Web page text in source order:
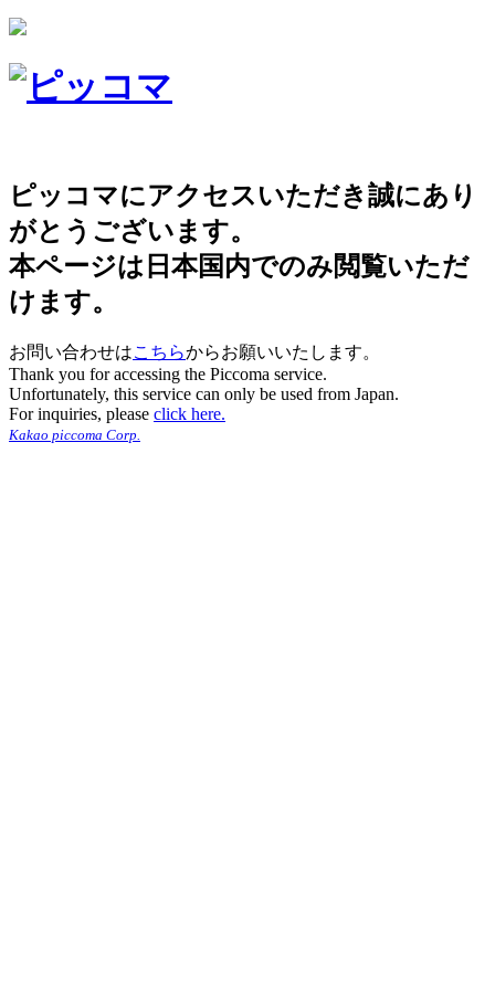
ピッコマにアクセスいただき誠にあり
がとうございます。
本ページは日本国内でのみ閲覧いただ
けます。
お問い合わせはこちらからお願いいたします。
Thank you for accessing the Piccoma service.
Unfortunately, this service can only be used from Japan.
For inquiries, please click here.
Kakao piccoma Corp.